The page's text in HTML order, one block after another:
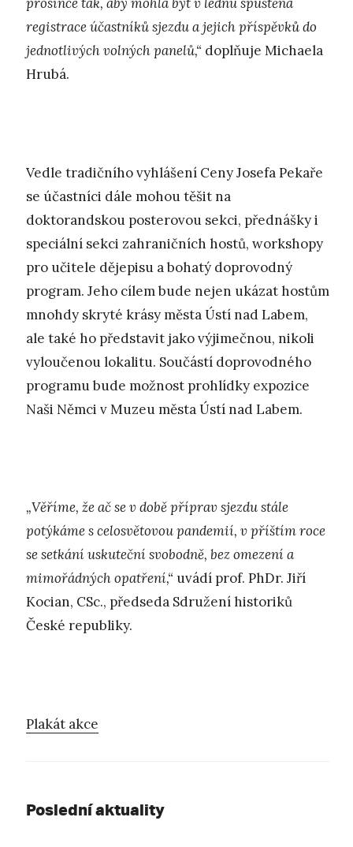
registrace účastníků sjezdu a jejich příspěvků do
jednotlivých volných panelů,“ doplňuje Michaela
Hrubá.
Vedle tradičního vyhlášení Ceny Josefa Pekaře
se účastníci dále mohou těšit na
doktorandskou posterovou sekci, přednášky i
speciální sekci zahraničních hostů, workshopy
pro učitele dějepisu a bohatý doprovodný
program. Jeho cílem bude nejen ukázat hostům
mnohdy skryté krásy města Ústí nad Labem,
ale také ho představit jako výjimečnou, nikoli
vyloučenou lokalitu. Součástí doprovodného
programu bude možnost prohlídky expozice
Naši Němci v Muzeu města Ústí nad Labem.
„Věříme, že ač se v době příprav sjezdu stále
potýkáme s celosvětovou pandemií, v příštím roce
se setkání uskuteční svobodně, bez omezení a
mimořádných opatření,“ uvádí prof. PhDr. Jiří
Kocian, CSc., předseda Sdružení historiků
České republiky.
Plakát akce
Poslední aktuality